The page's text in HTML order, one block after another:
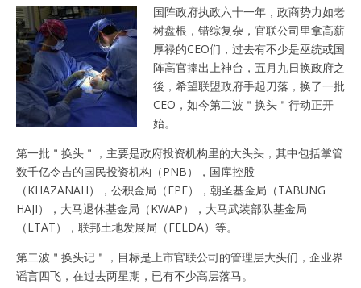
国阵政府执政六十一年，政商势力如老
树盘根，错综复杂，官联公司里拿高薪
厚禄的CEO们，过去有不少是巫统或国
阵高官捧出上神台，五月九日换政府之
後，希望联盟政府手起刀落，换了一批
CEO，如今第二波＂换头＂行动正开
始。
第一批＂换头＂，主要是政府投资机构里的大头头，其中包括掌管
数千亿令吉的国民投资机构（PNB），国库控股
（KHAZANAH），公积金局（EPF），朝圣基金局（TABUNG
HAJI），大马退休基金局（KWAP），大马武装部队基金局
（LTAT），联邦土地发展局（FELDA）等。
第二波＂换头记＂，目标是上市官联公司的管理层大头们，企业界
谣言四飞，在过去两星期，已有不少高层落马。